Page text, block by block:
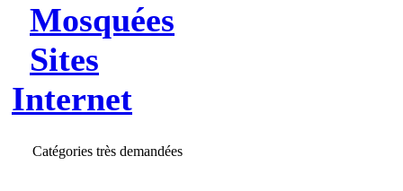
Mosquées
Sites
Internet
Catégories très demandées